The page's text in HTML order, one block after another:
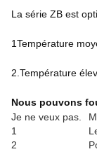
La série ZB est
1Température
2.Température
Nous pouvons
Je ne veux pas.
1
2